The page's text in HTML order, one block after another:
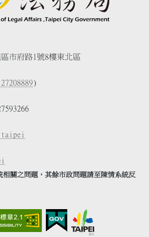
市府路1號8樓東北區
)
相關之問題，其餘市政問題請至陳情系統反